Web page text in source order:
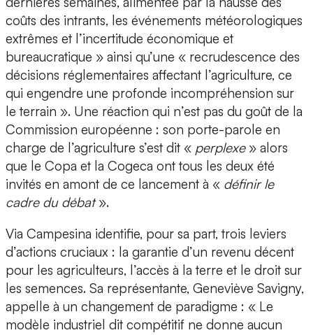
coûts des intrants, les événements météorologiques
extrêmes et l’incertitude économique et
bureaucratique » ainsi qu’une « recrudescence des
décisions réglementaires affectant l’agriculture, ce
qui engendre une profonde incompréhension sur
le terrain ». Une réaction qui n’est pas du goût de la
Commission européenne : son porte-parole en
charge de l’agriculture s’est dit « perplexe» alors
que le Copa et la Cogeca ont tous les deux été
invités en amont de ce lancement à « définir le
cadre du débat».
Via Campesina identifie, pour sa part, trois leviers
d’actions cruciaux : la garantie d’un revenu décent
pour les agriculteurs, l’accès à la terre et le droit sur
les semences. Sa représentante, Geneviève Savigny,
appelle à un changement de paradigme : « Le
modèle industriel dit compétitif ne donne aucun